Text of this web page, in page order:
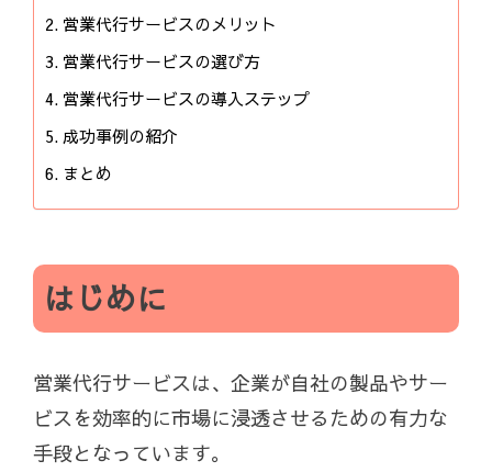
営業代行サービスのメリット
営業代行サービスの選び方
営業代行サービスの導入ステップ
成功事例の紹介
まとめ
はじめに
営業代行サービスは、企業が自社の製品やサー
ビスを効率的に市場に浸透させるための有力な
手段となっています。